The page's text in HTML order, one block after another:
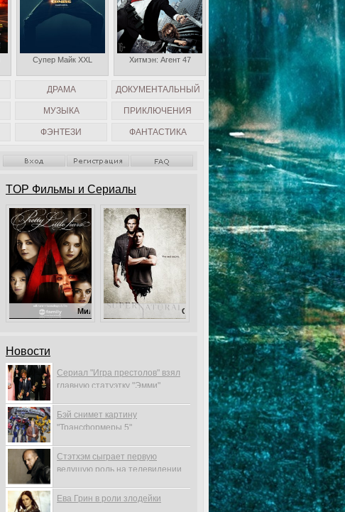
TOP Фильмы и Сериалы
Милые обманщицы Сверхъестественное
Новости
Сериал "Игра престолов" взял
главную статуэтку "Эмми".
Бэй снимет картину
"Трансформеры 5"
Стэтхэм сыграет первую
ведущую роль на телевидении
Ева Грин в роли злодейки
ДРАМА ДОКУМЕНТАЛЬНЫЙ
МУЗЫКА ПРИКЛЮЧЕНИЯ
ФЭНТЕЗИ ФАНТАСТИКА
Супер Майк XXL Хитмэн: Агент 47